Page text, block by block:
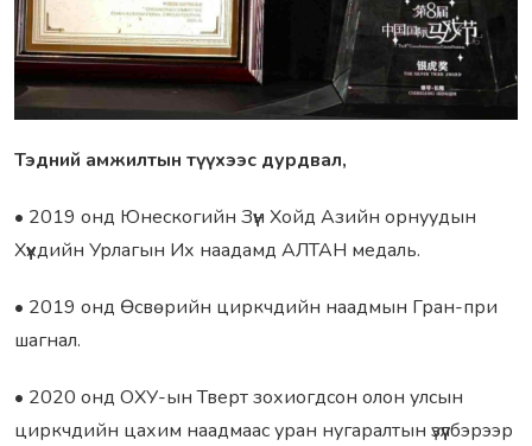
Тэдний амжилтын түүхээс дурдвал,
• 2019 онд Юнескогийн Зүүн Хойд Азийн орнуудын
Хүүхдийн Урлагын Их наадамд АЛТАН медаль.
• 2019 онд Өсвөрийн циркчдийн наадмын Гран-при
шагнал.
• 2020 онд ОХУ-ын Тверт зохиогдсон олон улсын
циркчдийн цахим наадмаас уран нугаралтын үзүүлбэрээр